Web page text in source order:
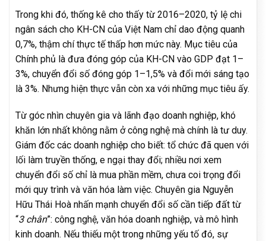
Trong khi đó, thống kê cho thấy từ 2016–2020, tỷ lệ chi
ngân sách cho KH-CN của Việt Nam chỉ dao động quanh
0,7%, thậm chí thực tế thấp hơn mức này. Mục tiêu của
Chính phủ là đưa đóng góp của KH-CN vào GDP đạt 1–
3%, chuyển đổi số đóng góp 1–1,5% và đổi mới sáng tạo
là 3%. Nhưng hiện thực vẫn còn xa với những mục tiêu ấy.
Từ góc nhìn chuyên gia và lãnh đạo doanh nghiệp, khó
khăn lớn nhất không nằm ở công nghệ mà chính là tư duy.
Giám đốc các doanh nghiệp cho biết: tổ chức đã quen với
lối làm truyền thống, e ngại thay đổi; nhiều nơi xem
chuyển đổi số chỉ là mua phần mềm, chưa coi trọng đổi
mới quy trình và văn hóa làm việc. Chuyên gia Nguyễn
Hữu Thái Hoà nhấn mạnh chuyển đổi số cần tiếp đất từ
“3 chân”: công nghệ, văn hóa doanh nghiệp, và mô hình
kinh doanh. Nếu thiếu một trong những yếu tố đó, sự